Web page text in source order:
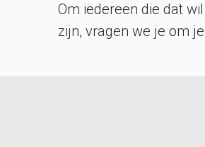
Om iedereen die dat
zijn, vragen we je om